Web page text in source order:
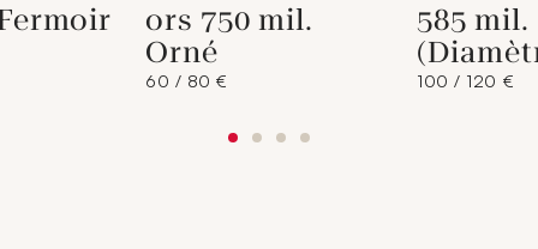
ors 750 mil.
Orné
60 / 80 €
585 mil.
100 / 120 €